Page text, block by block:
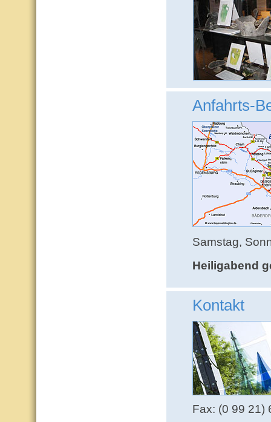
Anfahrts-
Samstag,
Heiligabend
Kontakt
Fax: (0 99 21)